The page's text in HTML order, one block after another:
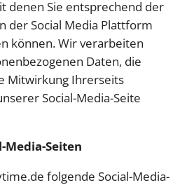
denen Sie entsprechend der
der Social Media Plattform
können. Wir verarbeiten
Daten, die
Mitwirkung Ihrerseits
Social-Media-Seite
Seiten
folgende Social-Media-